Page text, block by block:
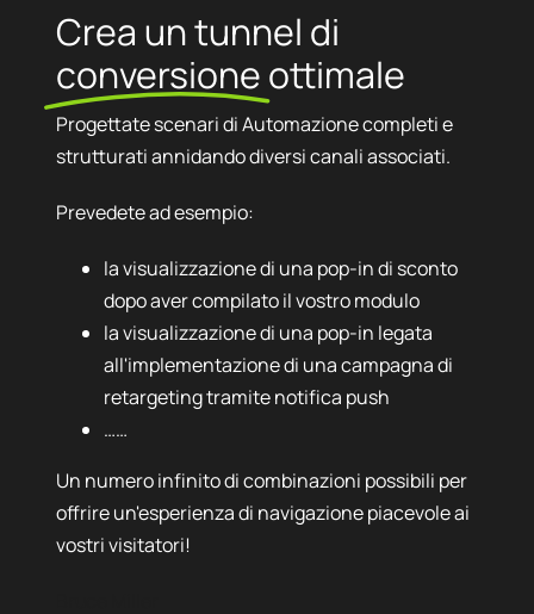
Crea un tunnel di
conversioneottimale
Progettate scenari di Automazione completi e
strutturati annidando diversi canali associati.
Prevedete ad esempio:
la visualizzazione di una pop-in di sconto
dopo aver compilato il vostro modulo
la visualizzazione di una pop-in legata
all'implementazione di una campagna di
retargeting tramite notifica push
……
Un numero infinito di combinazioni possibili per
offrire un'esperienza di navigazione piacevole ai
vostri visitatori!